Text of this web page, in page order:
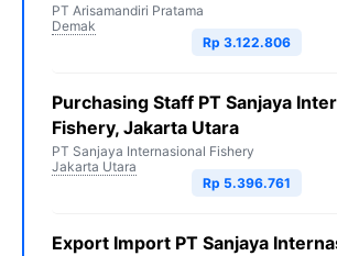
PT Arisamandiri Pratama
Demak
Rp 3.122.806
Purchasing Staff PT Sanjaya
Fishery, Jakarta Utara
PT Sanjaya Internasional Fishery
Jakarta Utara
Rp 5.396.761
Export Import PT Sanjaya